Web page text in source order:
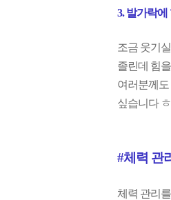
3. 발가락에
조금 웃기
졸린데 힘
여러분께
싶습니다
#체력 관
체력 관리